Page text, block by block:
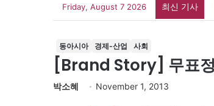
Friday, August 7 2026 최신 기사
동아시아 경제-산업 사회
[Brand Story] 무표정
박소혜 November 1, 2013